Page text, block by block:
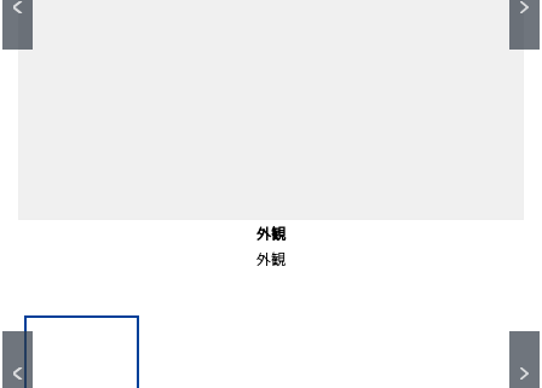
外観
外観
外観
外観
外観
外観
外観
外観
エントランス
エントランス
エントランス
エントランス
共有部分
共有部分
前面道路含む外観
前面道路
前面道路含む外観
前面道路
前面道路含む外観
前面道路
前面道路含む外観
前面道路
前面道路含む外観
前面道路
宿河原駅(JR東日本 南武線)（約630ｍ）
徒歩８分。